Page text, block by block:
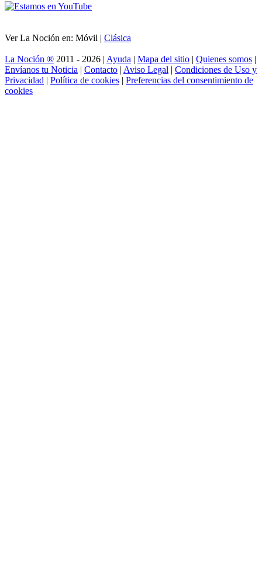
Ver La Noción en: Móvil | Clásica
La Noción ® 2011 - 2026 | Ayuda | Mapa del sitio | Quienes somos |
Envíanos tu Noticia | Contacto | Aviso Legal | Condiciones de Uso y
Privacidad | Política de cookies | Preferencias del consentimiento de
cookies